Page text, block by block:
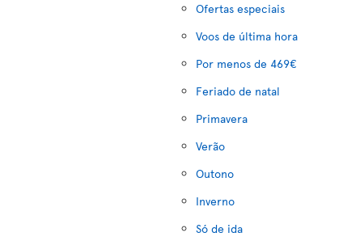
Ofertas especiais
Voos de última hora
Por menos de 469€
Feriado de natal
Primavera
Verão
Outono
Inverno
Só de ida